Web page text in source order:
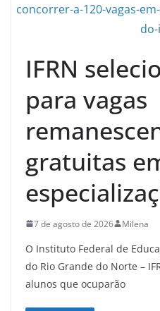
IFRN
para vagas
gratuitas
7 de agosto de 2026 Milena
O Instituto Federal de
do Rio Grande do Norte –
alunos que ocuparão